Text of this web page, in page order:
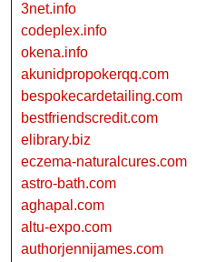
3net.info
codeplex.info
okena.info
akunidpropokerqq.com
bespokecardetailing.com
bestfriendscredit.com
elibrary.biz
eczema-naturalcures.com
astro-bath.com
aghapal.com
altu-expo.com
authorjennijames.com